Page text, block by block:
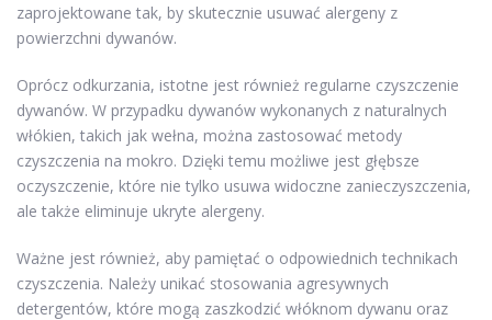
zaprojektowane tak, by skutecznie usuwać alergeny z
powierzchni dywanów.
Oprócz odkurzania, istotne jest również regularne czyszczenie
dywanów. W przypadku dywanów wykonanych z naturalnych
włókien, takich jak wełna, można zastosować metody
czyszczenia na mokro. Dzięki temu możliwe jest głębsze
oczyszczenie, które nie tylko usuwa widoczne zanieczyszczenia,
ale także eliminuje ukryte alergeny.
Ważne jest również, aby pamiętać o odpowiednich technikach
czyszczenia. Należy unikać stosowania agresywnych
detergentów, które mogą zaszkodzić włóknom dywanu oraz